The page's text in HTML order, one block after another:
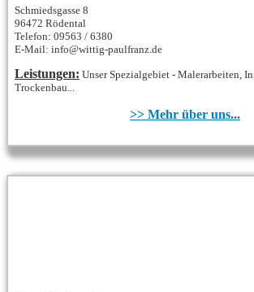
Schmiedsgasse 8
96472 Rödental
Telefon: 09563 / 6380
E-Mail: info@wittig-paulfranz.de
Leistungen: Unser Spezialgebiet - Malerarbeiten,
Trockenbau...
>> Mehr über uns...